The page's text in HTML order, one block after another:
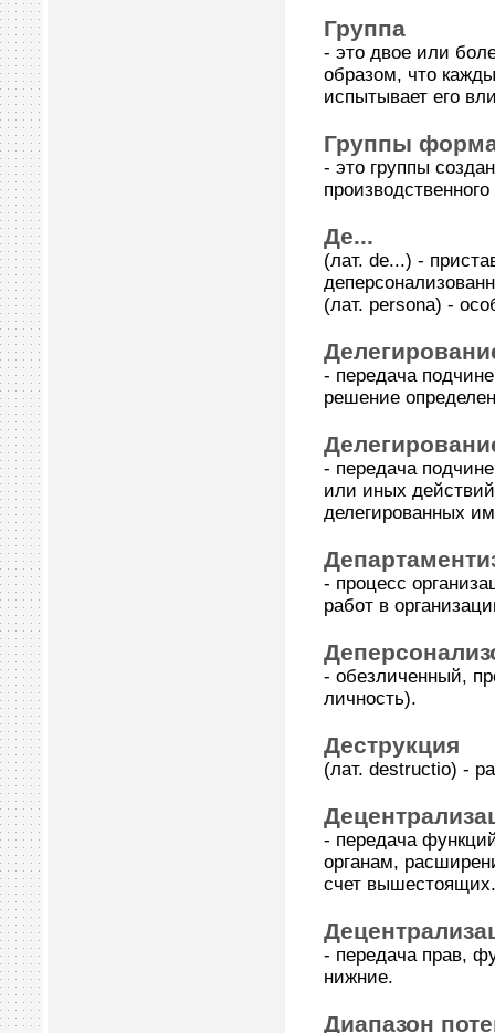
Группа
- это двое или
образом, что
испытывает его
Группы
- это группы
Де...
(лат. de...) -
(лат. persona) -
- передача
решение
- передача
или иных
делегированных
- процесс
работ в
- обезличенный,
личность).
Деструкция
(лат. destructio) -
- передача
органам,
счет вышестоящих.
- передача прав,
нижние.
Диапазон